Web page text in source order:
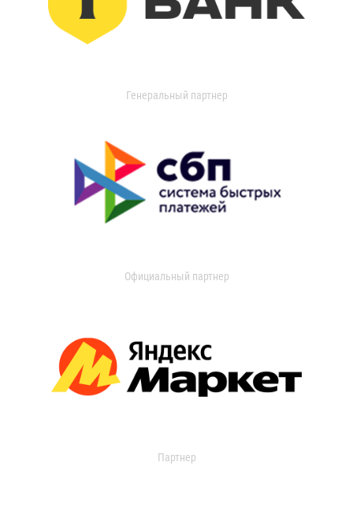
Генеральный партнер
Официальный партнер
Партнер